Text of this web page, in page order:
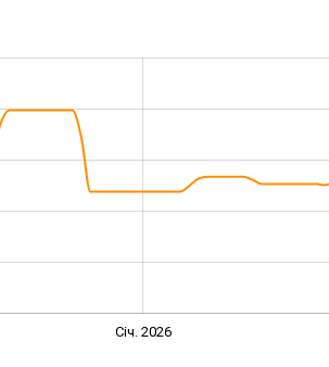
Січ. 2026